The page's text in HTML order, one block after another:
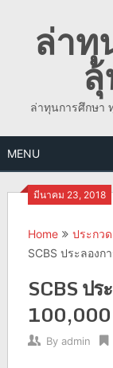
contentล่าทุ
ล่าทุนการศึกษา
MENU
มีนาคม 23, 2018
Home
ประกว
SCBS ประลอง
SCBS ปร
100,000
By admin